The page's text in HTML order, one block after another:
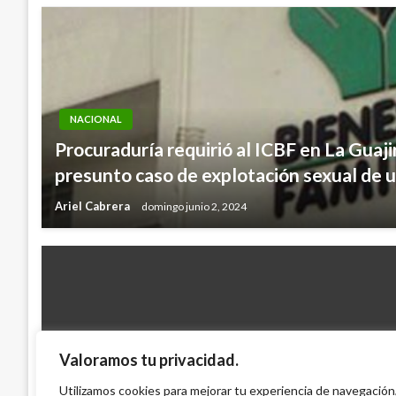
Valoramos tu privacidad.
Utilizamos cookies para mejorar tu experiencia de navegación,
NACIONAL
Procuraduría requirió al ICBF en La
presunto caso de explotación sexual de
Ariel Cabrera domingo junio 2, 2024
POLÍTICA
Angelino Garzón apelará decisión de